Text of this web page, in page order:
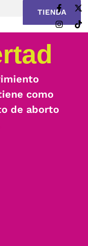
TIENDA
como
de aborto